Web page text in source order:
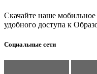
Скачайте наше
удобного доступа к
Социальные сети